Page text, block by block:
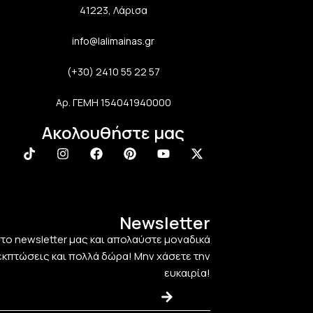
41223, Λάρισα
info@lalimainas.gr
(+30) 2410 55 22 57
Αρ. ΓΕΜΗ 154041940000
Ακολουθήστε μας
Newsletter
newsletter μας και απολαύστε μοναδικά
και πολλά δώρα! Μην χάσετε την
ευκαιρία!